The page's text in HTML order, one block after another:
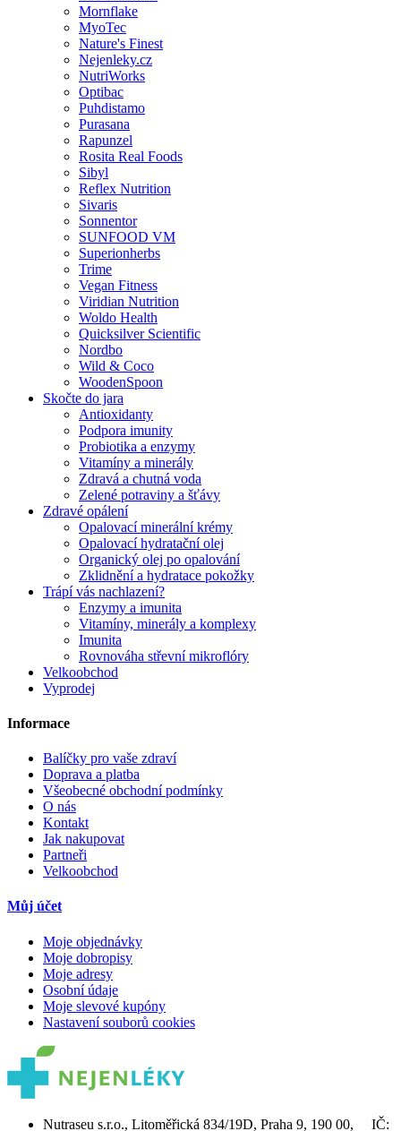
Mornflake
MyoTec
Nature's Finest
Nejenleky.cz
NutriWorks
Optibac
Puhdistamo
Purasana
Rapunzel
Rosita Real Foods
Sibyl
Reflex Nutrition
Sivaris
Sonnentor
SUNFOOD VM
Superionherbs
Trime
Vegan Fitness
Viridian Nutrition
Woldo Health
Quicksilver Scientific
Nordbo
Wild & Coco
WoodenSpoon
Skočte do jara
Antioxidanty
Podpora imunity
Probiotika a enzymy
Vitamíny a minerály
Zdravá a chutná voda
Zelené potraviny a šťávy
Zdravé opálení
Opalovací minerální krémy
Opalovací hydratační olej
Organický olej po opalování
Zklidnění a hydratace pokožky
Trápí vás nachlazení?
Enzymy a imunita
Vitamíny, minerály a komplexy
Imunita
Rovnováha střevní mikroflóry
Velkoobchod
Vyprodej
Informace
Balíčky pro vaše zdraví
Doprava a platba
Všeobecné obchodní podmínky
O nás
Kontakt
Jak nakupovat
Partneři
Velkoobchod
Můj účet
Moje objednávky
Moje dobropisy
Moje adresy
Osobní údaje
Moje slevové kupóny
Nastavení souborů cookies
Nutraseu s.r.o., Litoměřická 834/19D, Praha 9, 190 00, IČ: